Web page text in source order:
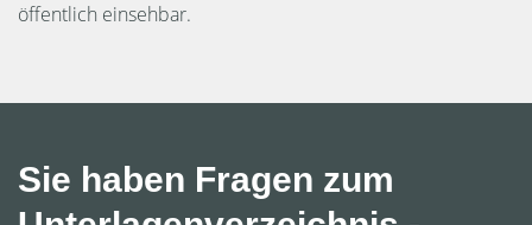
öffentlich einsehbar.
Sie haben Fragen zum